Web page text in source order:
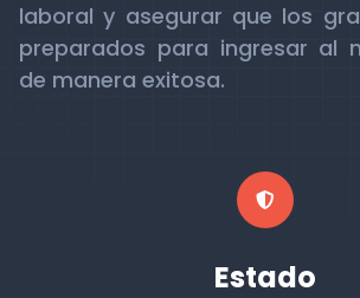
laboral y asegurar que los
preparados para ingresar al
de manera exitosa.
Estado